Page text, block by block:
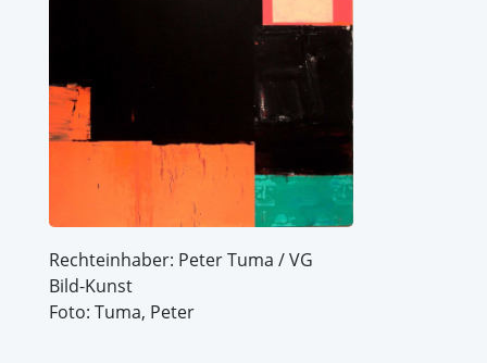
Rechteinhaber: Peter Tuma / VG
Bild-Kunst
Foto: Tuma, Peter